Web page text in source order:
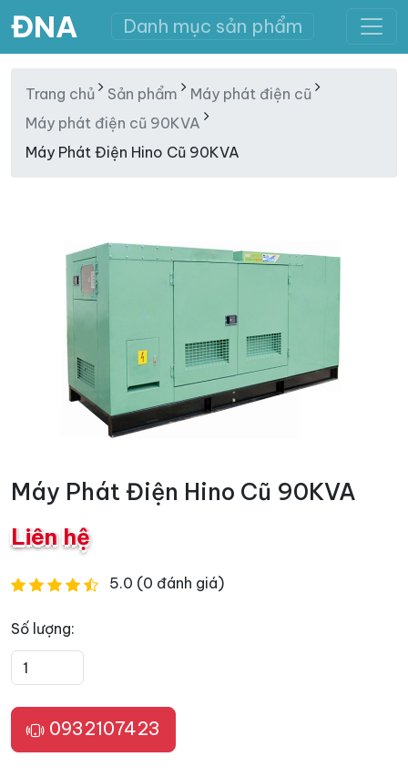
ĐNA Danh mục sản phẩm
Trang chủ Sản phẩm
Máy phát điện cũ
Máy phát điện cũ 90KVA
Máy Phát Điện Hino Cũ 90KVA
Máy Phát Điện Hino Cũ 90KVA
Liên hệ
5.0 (0 đánh giá)
Số lượng:
0932107423